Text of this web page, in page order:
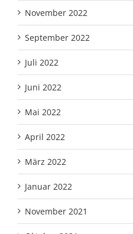
November 2022
September 2022
Juli 2022
Juni 2022
Mai 2022
April 2022
März 2022
Januar 2022
November 2021